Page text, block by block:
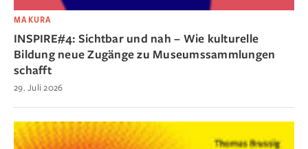
MAKURA
INSPIRE#4: Sichtbar und nah – Wie kulturelle
Bildung neue Zugänge zu Museumssammlungen
schafft
29. Juli 2026